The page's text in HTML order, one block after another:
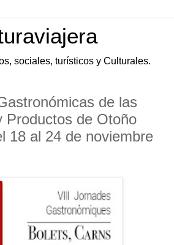
sociales, turísticos y Culturales.
de las
Productos de Otoño
18 al 24 de noviembre